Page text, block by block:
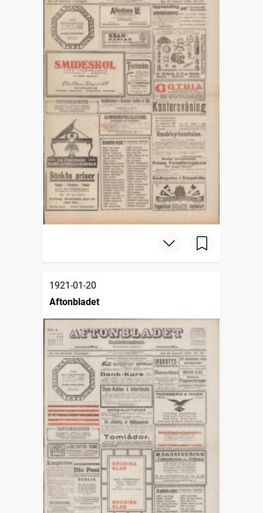
1921-01-20
Aftonbladet